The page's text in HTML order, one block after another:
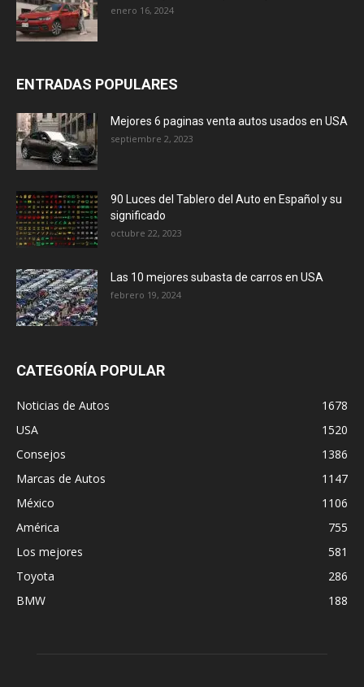
enero 16, 2024
ENTRADAS POPULARES
Mejores 6 paginas venta autos usados en USA
septiembre 2, 2023
90 Luces del Tablero del Auto en Español y su
significado
octubre 22, 2023
Las 10 mejores subasta de carros en USA
febrero 19, 2024
CATEGORÍA POPULAR
Noticias de Autos
1678
USA
1520
Consejos
1386
Marcas de Autos
1147
México
1106
América
755
Los mejores
581
Toyota
286
BMW
188